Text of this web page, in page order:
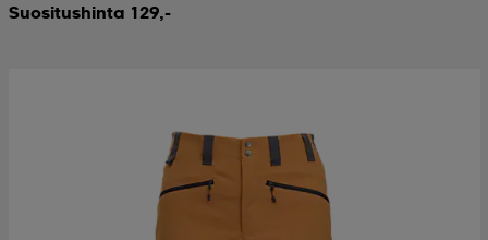
Suositushinta 129,-